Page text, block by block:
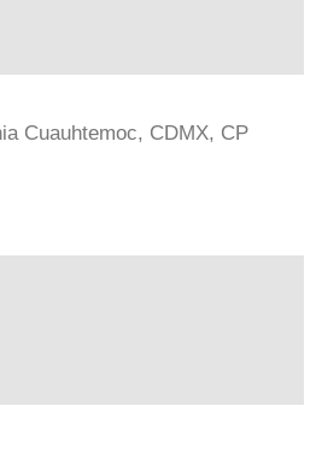
Cuauhtemoc, CDMX, CP